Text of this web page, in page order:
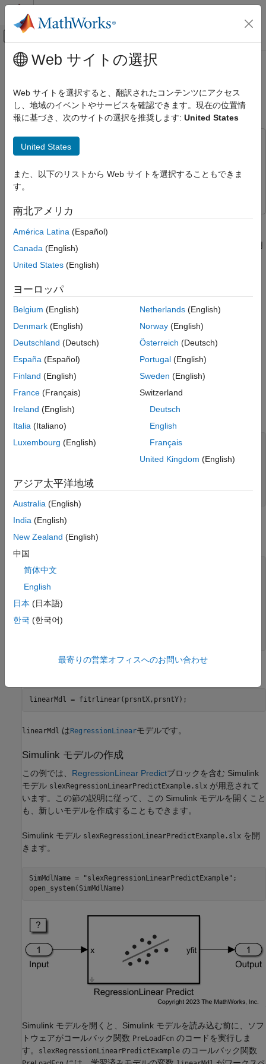
コンテンツへスキップ
オフキャンバス ナビゲーション メ
ドキュメンテーションのホーム
Statistics and Machine Learning Toolbox
回帰
多重線形回帰
Statistics and Machine Learning Toolbox
回帰
Statistics and Machine Learning Toolbox
Simulink とコード生成
Simulink の機械学習
項目一覧
回帰モデルの学習
Simulink モデルの作成
参考
メインコンテンツ
RegressionLinear Predict ブロック
の使用による応答の予測
R2023a 以降
この例では次を使用します。
Statistics and Machine Learning Toolbox
Machine Learning Toolbox
この例では、RegressionLinear Predictブロックを Simulink® の
応答予測に使用する方法を示します。このブロックは、観測値
(予測子データ) を受け入れて、学習済みの回帰線形モデルを使用
回帰モデルの学習
+2x200+ e.
は、10% の要素が非ゼロ標準正規である 10,000 行 1000 列
のスパース行列です。
"e"
は、平均が 0、標準偏差が 0.3 のランダムな正規誤差で
す。
rng("default") % For reproducibility
X = sprandn(n,d,nz);
データの 90% が観測され、残りは見当たらないものと仮定しま
す。現在の標本と将来の標本にデータを分割します。
c = cvpartition(n,Holdout=0.1);
idxFtr = test(c);
prsntX = X(idxPrsnt,:);
prsntY = Y(idxPrsnt);
linearMdl = fitrlinear(prsntX,prsntY);
linearMdl はRegressionLinearモデルです。
Simulink モデルの作成
この例では、 RegressionLinear Predictブロックを含む Simulink
モデル slexRegressionLinearPredictExample.slx が用意されて
います。この節の説明に従って、この Simulink モデルを開くこと
も、新しいモデルを作成することもできます。
Simulink モデル slexRegressionLinearPredictExample.slx を開
きます。
SimMdlName = "slexRegressionLinearPredictExample" ;
open_system(SimMdlName)
Simulink モデルを開くと、Simulink モデルを読み込む前に、ソフ
トウェアがコールバック関数 PreLoadFcn のコードを実行しま
す。
slexRegressionLinearPredictExample のコールバック関数
Web サイトの選択
Web サイトを選択すると、翻訳されたコンテンツにアクセス
し、地域のイベントやサービスを確認できます。現在の位置情
報に基づき、次のサイトの選択を推奨します: United States
United States
また、以下のリストから Web サイトを選択することもできま
す。
南北アメリカ
América Latina (Español)
Canada (English)
United States (English)
ヨーロッパ
Belgium (English)
Denmark (English)
Deutschland (Deutsch)
España (Español)
Finland (English)
France (Français)
Ireland (English)
Italia (Italiano)
Luxembourg (English)
Netherlands(English)
Norway(English)
Österreich (Deutsch)
Portugal(English)
Sweden (English)
Switzerland
Deutsch
English
Français
United Kingdom (English)
アジア太平洋地域
Australia (English)
India (English)
New Zealand (English)
中国
简体中文
English
日本 (日本語)
한국 (한국어)
最寄りの営業オフィスへのお問い合わせ